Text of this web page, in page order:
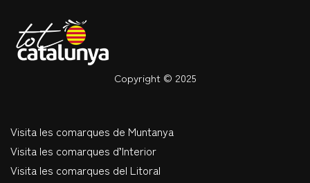
Copyright © 2025
Visita les comarques de Muntanya
Visita les comarques d’Interior
Visita les comarques del Litoral